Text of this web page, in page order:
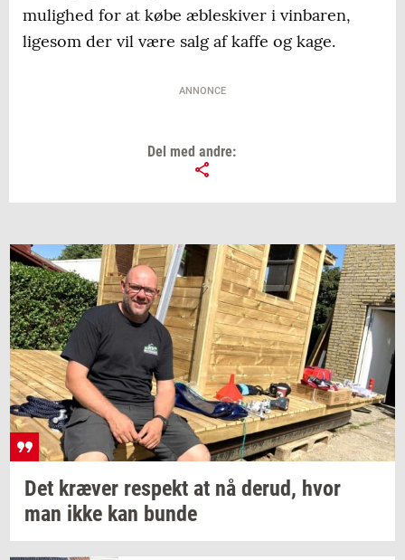
mulighed for at købe æbleskiver i vinbaren,
ligesom der vil være salg af kaffe og kage.
ANNONCE
Del med andre:
Det kræ­ver respekt at nå derud, hvor
man ikke kan bunde